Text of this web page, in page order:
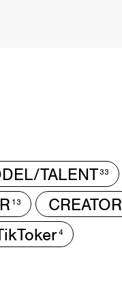
TALENT33
13 CREATOR
4